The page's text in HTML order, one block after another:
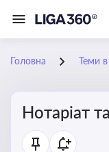
Головна Теми в
Нотаріат